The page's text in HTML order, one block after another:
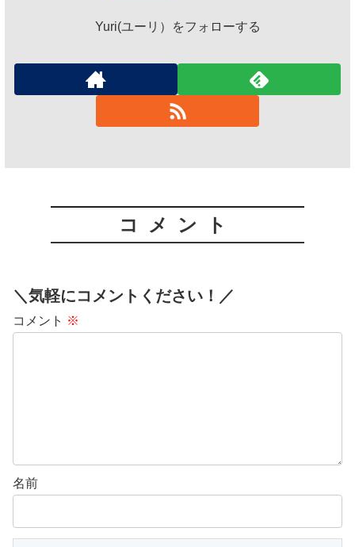
Yuri(ユーリ）をフォローする
コメント
＼気軽にコメントください！／
コメント ※
名前